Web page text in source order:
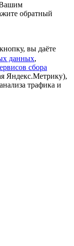
Вашим
обратный
вы даёте
данных,
сбора
Яндекс.Метрику),
трафика и